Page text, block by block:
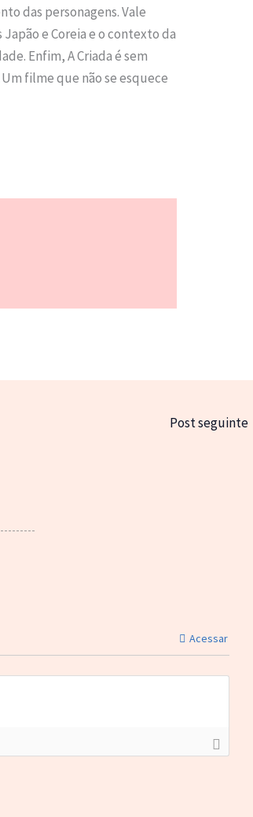
das personagens. Vale
e Coreia e o contexto da
Enfim, A Criada é sem
filme que não se esquece
Post seguinte
Acessar